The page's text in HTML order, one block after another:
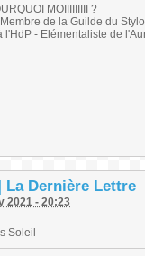
MOIIIIIIIII ?
de la Guilde du
l'HdP - Elémentaliste de
La Dernière Lettre
2021 - 20:23
Soleil